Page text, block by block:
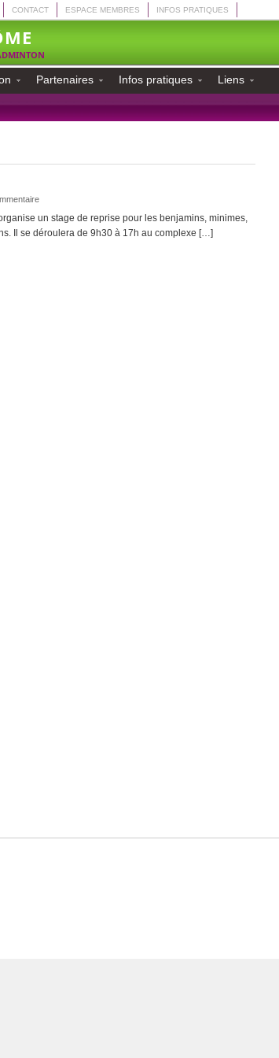
CONTACT ESPACE MEMBRES INFOS PRATIQUES
Partenaires Infos pratiques Liens
un stage de reprise pour les benjamins, minimes,
Il se déroulera de 9h30 à 17h au complexe […]